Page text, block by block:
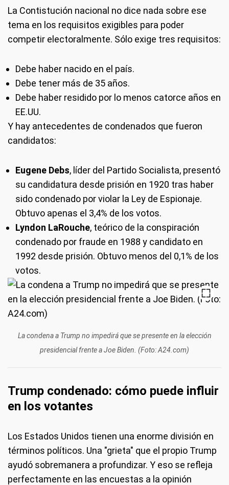
La Contistución nacional no dice nada sobre ese
tema en los requisitos exigibles para poder
competir electoralmente. Sólo exige tres requisitos:
Debe haber nacido en el país.
Debe tener más de 35 años.
Debe haber residido por lo menos catorce años en
EE.UU.
Y hay antecedentes de condenados que fueron
candidatos:
Eugene Debs, líder del Partido Socialista, presentó
su candidatura desde prisión en 1920 tras haber
sido condenado por violar la Ley de Espionaje.
Obtuvo apenas el 3,4% de los votos.
Lyndon LaRouche, teórico de la conspiración
condenado por fraude en 1988 y candidato en
1992 desde prisión. Obtuvo menos del 0,1% de los
votos.
La condena a Trump no impedirá que se presente en la elección
presidencial frente a Joe Biden. (Foto: A24.com)
Trump condenado: cómo puede influir
en los votantes
Los Estados Unidos tienen una enorme división en
términos políticos. Una "grieta" que el propio Trump
ayudó sobremanera a profundizar. Y eso se refleja
perfectamente en las encuestas a la opinión